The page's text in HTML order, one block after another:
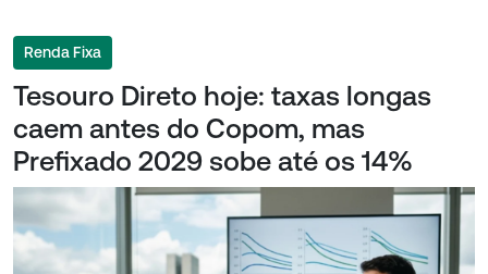
Renda Fixa
Tesouro Direto hoje: taxas longas
caem antes do Copom, mas
Prefixado 2029 sobe até os 14%